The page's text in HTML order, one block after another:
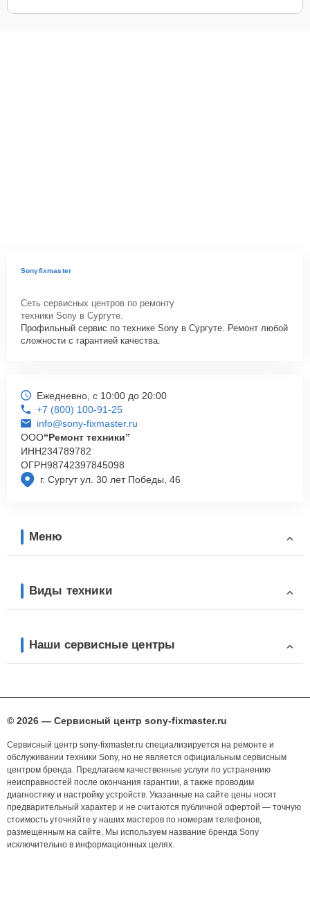
Sonyfixmaster
Сеть сервисных центров по ремонту
техники Sony в Сургуте.
Профильный сервис по технике Sony в Сургуте. Ремонт любой
сложности с гарантией качества.
г. Сургут ул. 30 лет Победы, 46
Ежедневно, с 10:00 до 20:00
+7 (800) 100-91-25
info@sony-fixmaster.ru
ООО“Ремонт техники”
ИНН234789782
ОГРН98742397845098
Меню
Виды техники
Наши сервисные центры
© 2026 — Сервисный центр sony-fixmaster.ru
Сервисный центр sony-fixmaster.ru специализируется на ремонте и
обслуживании техники Sony, но не является официальным сервисным
центром бренда. Предлагаем качественные услуги по устранению
неисправностей после окончания гарантии, а также проводим
диагностику и настройку устройств. Указанные на сайте цены носят
предварительный характер и не считаются публичной офертой — точную
стоимость уточняйте у наших мастеров по номерам телефонов,
размещённым на сайте. Мы используем название бренда Sony
исключительно в информационных целях.